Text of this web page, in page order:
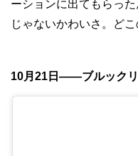
ーションに出てもらっ
じゃないかわいさ。ど
10月21日——ブルック